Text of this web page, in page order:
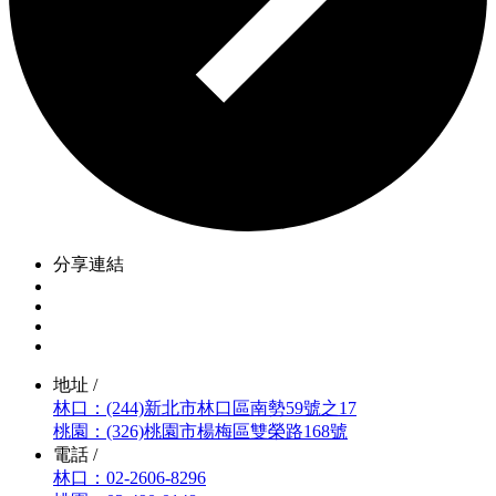
分享連結
地址 /
林口：(244)新北市林口區南勢59號之17
桃園：(326)桃園市楊梅區雙榮路168號
電話 /
林口：02-2606-8296